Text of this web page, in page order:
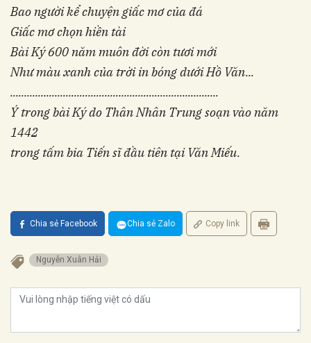
Bao người kể chuyện giấc mơ của đá
Giấc mơ chọn hiền tài
Bài Ký 600 năm muôn đời còn tươi mới
Như màu xanh của trời in bóng dưới Hồ Văn...
...........................................................................
Ý trong bài Ký do Thân Nhân Trung soạn vào năm
1442
trong tấm bia Tiến sĩ đầu tiên tại Văn Miếu.
Chia sẻ Facebook Chia sẻ Zalo Copy link
Nguyễn Xuân Hải